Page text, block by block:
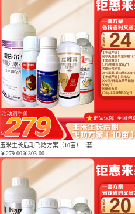
玉米生长后期飞防方案（10亩） 1套
￥279.00￥303.00